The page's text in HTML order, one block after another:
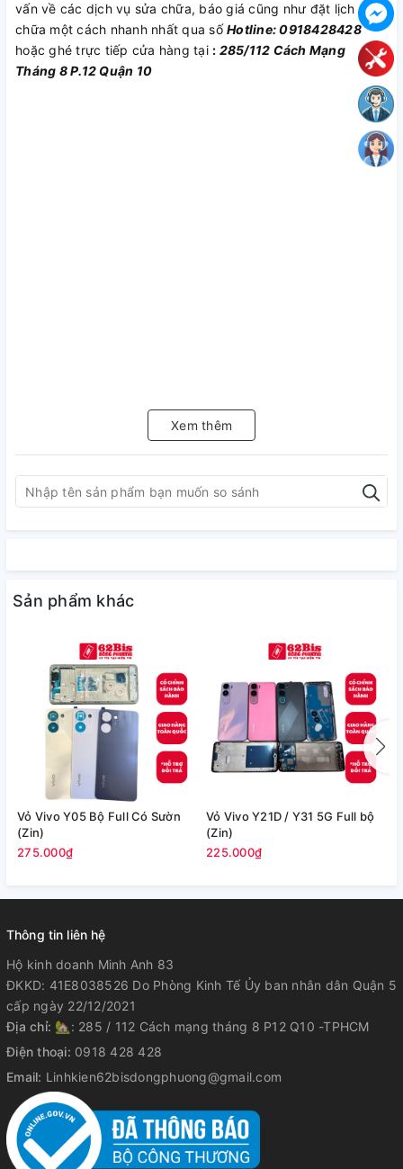
vấn về các dịch vụ sửa chữa, báo giá cũng như đặt lịch sửa
chữa một cách nhanh nhất qua sốHotline: 0918428428
hoặc ghé trực tiếp cửa hàng tại : 285/112 Cách Mạng
Tháng 8 P.12 Quận 10
Xem thêm
Sản phẩm khác
Vỏ Vivo Y05 Bộ Full Có Sườn
(Zin)
275.000₫
Vỏ Vivo Y21D / Y31 5G Full bộ
(Zin)
225.000₫
Thông tin liên hệ
Hộ kinh doanh Minh Anh 83
ĐKKD: 41E8038526 Do Phòng Kinh Tế Ủy ban nhân dân Quận 5
cấp ngày 22/12/2021
Địa chỉ: 🏡: 285 / 112 Cách mạng tháng 8 P12 Q10 -TPHCM
Điện thoại: 0918 428 428
Email: Linhkien62bisdongphuong@gmail.com